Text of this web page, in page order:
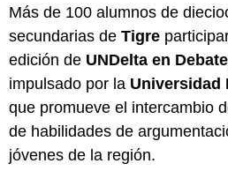
Más de 100 alumnos de
secundarias de Tigre
edición de UNDelta en Debate
impulsado por la Universidad
que promueve el intercambio
de habilidades de
jóvenes de la región.